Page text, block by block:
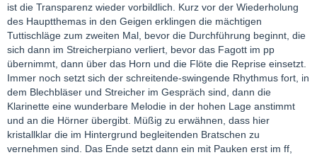
ist die Transparenz wieder vorbildlich. Kurz vor der Wiederholung
des Hauptthemas in den Geigen erklingen die mächtigen
Tuttischläge zum zweiten Mal, bevor die Durchführung beginnt, die
sich dann im Streicherpiano verliert, bevor das Fagott im pp
übernimmt, dann über das Horn und die Flöte die Reprise einsetzt.
Immer noch setzt sich der schreitende-swingende Rhythmus fort, in
dem Blechbläser und Streicher im Gespräch sind, dann die
Klarinette eine wunderbare Melodie in der hohen Lage anstimmt
und an die Hörner übergibt. Müßig zu erwähnen, dass hier
kristallklar die im Hintergrund begleitenden Bratschen zu
vernehmen sind. Das Ende setzt dann ein mit Pauken erst im ff,